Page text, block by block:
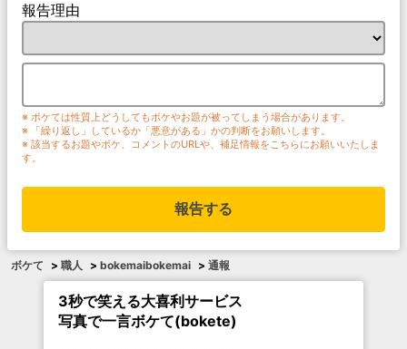
報告理由
※ ボケては性質上どうしてもボケやお題が被ってしまう場合があります。
※ 「繰り返し」しているか「悪意がある」かの判断をお願いします。
※ 該当するお題やボケ、コメントのURLや、補足情報をこちらにお願いいたしま
す。
報告する
ボケて > 職人 > bokemaibokemai > 通報
3秒で笑える大喜利サービス
写真で一言ボケて(bokete)